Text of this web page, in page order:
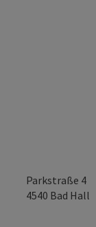
Parkstraße 4
4540 Bad Hall